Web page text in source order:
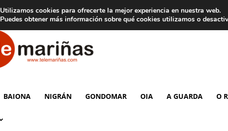
Aviso legal Tarifas de publicidad
Telemariñas
BAIONA NIGRÁN GONDOMAR OIA A GUARDA O
Utilizamos cookies para ofrecerte la mejor experiencia en nuestra web.
Puedes obtener más información sobre qué cookies utilizamos o